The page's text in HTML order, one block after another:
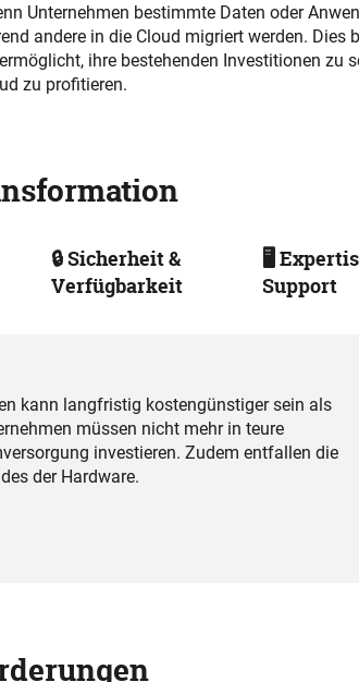
Unternehmen bestimmte Daten oder
andere in die Cloud migriert werden. Dies
ihre bestehenden Investitionen zu
zu profitieren.
🔒 Sicherheit &
Verfügbarkeit
🖥️
Support
kann langfristig kostengünstiger sein als
müssen nicht mehr in teure
investieren. Zudem entfallen die
der Hardware.